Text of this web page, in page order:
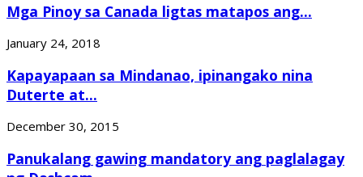
Mga Pinoy sa Canada ligtas matapos ang...
January 24, 2018
Kapayapaan sa Mindanao, ipinangako nina
Duterte at...
December 30, 2015
Panukalang gawing mandatory ang paglalagay